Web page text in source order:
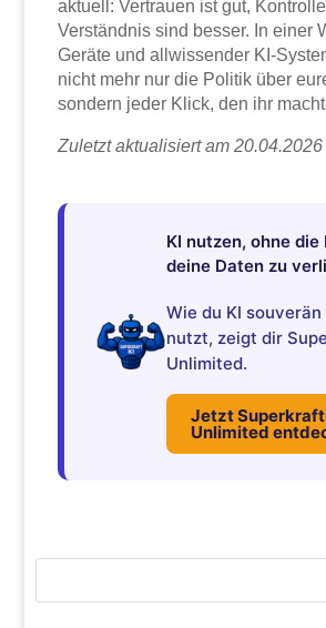
aktuell: Vertrauen ist gut,
Verständnis sind besser. In einer
Geräte und allwissender KI-
nicht mehr nur die Politik über
sondern jeder Klick, den ihr
Zuletzt aktualisiert am 20.04.2026
KI nutzen, ohne
deine Daten zu
Wie du KI
nutzt, zeigt dir
Unlimited.
Jetzt Superkraft
Unlimited